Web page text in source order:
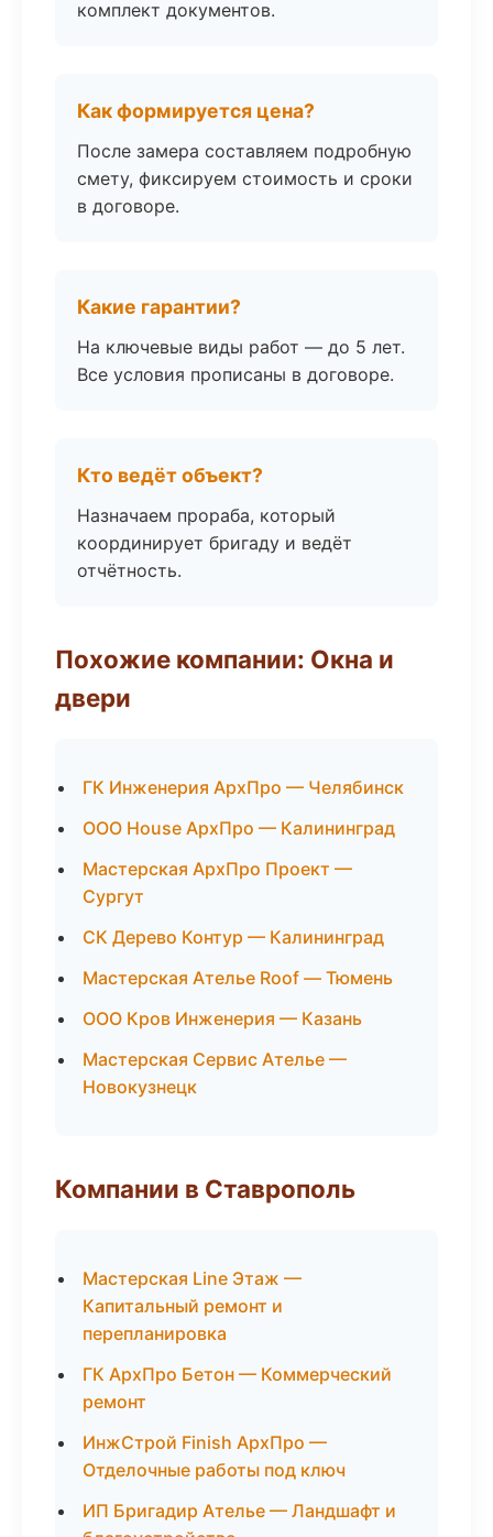
комплект документов.
Как формируется цена?
После замера составляем подробную
смету, фиксируем стоимость и сроки
в договоре.
Какие гарантии?
На ключевые виды работ — до 5 лет.
Все условия прописаны в договоре.
Кто ведёт объект?
Назначаем прораба, который
координирует бригаду и ведёт
отчётность.
Похожие компании: Окна и
двери
ГК Инженерия АрхПро — Челябинск
ООО House АрхПро — Калининград
Мастерская АрхПро Проект —
Сургут
СК Дерево Контур — Калининград
Мастерская Ателье Roof — Тюмень
ООО Кров Инженерия — Казань
Мастерская Сервис Ателье —
Новокузнецк
Компании в Ставрополь
Мастерская Line Этаж —
Капитальный ремонт и
перепланировка
ГК АрхПро Бетон — Коммерческий
ремонт
ИнжСтрой Finish АрхПро —
Отделочные работы под ключ
ИП Бригадир Ателье — Ландшафт и